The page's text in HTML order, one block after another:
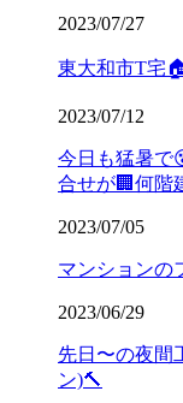
2023/07/27
東大和市T宅
2023/07/12
今日も猛暑で
合せが🏢何階
2023/07/05
マンションの
2023/06/29
先日〜の夜間
ン)🔨